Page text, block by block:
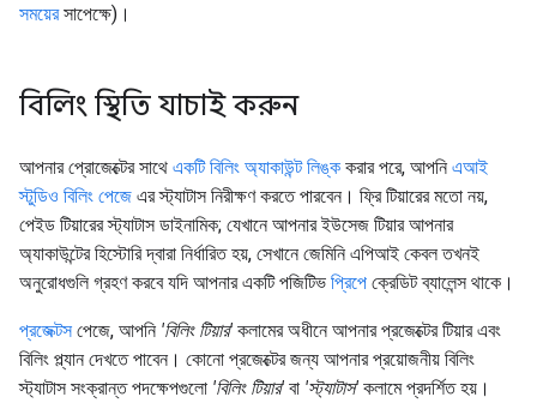
সময়েরসাপেক্ষে)।
বিলিং স্থিতি যাচাই করুন
আপনার প্রোজেক্টের সাথে একটি বিলিং অ্যাকাউন্ট লিঙ্ক করার পরে, আপনি এআই
স্টুডিও বিলিং পেজে এর স্ট্যাটাস নিরীক্ষণ করতে পারবেন। ফ্রি টিয়ারের মতো নয়,
পেইড টিয়ারের স্ট্যাটাস ডাইনামিক; যেখানে আপনার ইউসেজ টিয়ার আপনার
অ্যাকাউন্টের হিস্টোরি দ্বারা নির্ধারিত হয়, সেখানে জেমিনি এপিআই কেবল তখনই
অনুরোধগুলি গ্রহণ করবে যদি আপনার একটি পজিটিভ প্রিপে ক্রেডিট ব্যালেন্স থাকে।
প্রজেক্টসপেজে, আপনি 'বিলিং টিয়ার' কলামের অধীনে আপনার প্রজেক্টের টিয়ার এবং
বিলিং প্ল্যান দেখতে পাবেন। কোনো প্রজেক্টের জন্য আপনার প্রয়োজনীয় বিলিং
স্ট্যাটাস সংক্রান্ত পদক্ষেপগুলো 'বিলিং টিয়ার' বা 'স্ট্যাটাস' কলামে প্রদর্শিত হয়।